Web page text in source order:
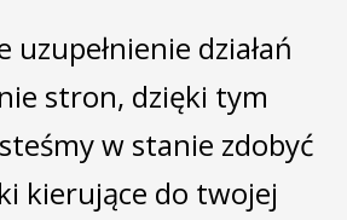
uzupełnienie działań
stron, dzięki tym
w stanie zdobyć
kierujące do twojej